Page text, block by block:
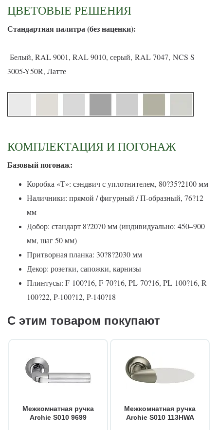
ЦВЕТОВЫЕ РЕШЕНИЯ
Стандартная палитра (без наценки):
Белый, RAL 9001, RAL 9010, серый, RAL 7047, NCS S
3005-Y50R, Латте
КОМПЛЕКТАЦИЯ И ПОГОНАЖ
Базовый погонаж:
Коробка «Т»: сэндвич с уплотнителем, 80?35?2100 мм
Наличники: прямой / фигурный / П-образный, 76?12
мм
Добор: стандарт 8?2070 мм (индивидуально: 450–900
мм, шаг 50 мм)
Притворная планка: 30?8?2030 мм
Декор: розетки, сапожки, карнизы
Плинтусы: F-100?16, F-70?16, PL-70?16, PL-100?16, R-
100?22, P-100?12, P-140?18
С этим товаром покупают
Межкомнатная ручка
Archie S010 9699
Межкомнатная ручка
Archie S010 113HWA